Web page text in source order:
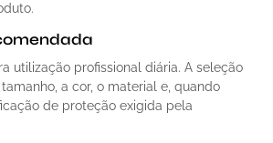
utilização profissional diária. A seleção
a cor, o material e, quando
de proteção exigida pela